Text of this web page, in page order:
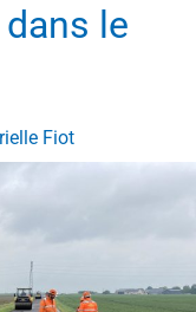
le
Fiot